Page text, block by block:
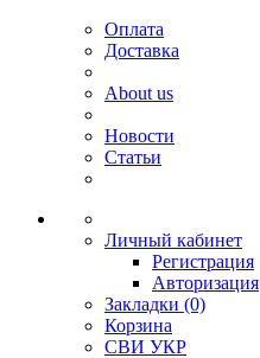
Оплата
Доставка
About us
Новости
Статьи
Личный кабинет
Регистрация
Авторизация
Закладки (0)
Корзина
СВИ УКР